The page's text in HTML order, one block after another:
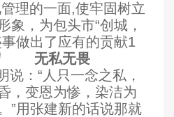
理的一面,使牢固树立
象，为包头市“创城，
做出了应有的贡献1
无私无畏
说：“人只一念之私，
，变恩为惨，染洁为
”用张建新的话说那就